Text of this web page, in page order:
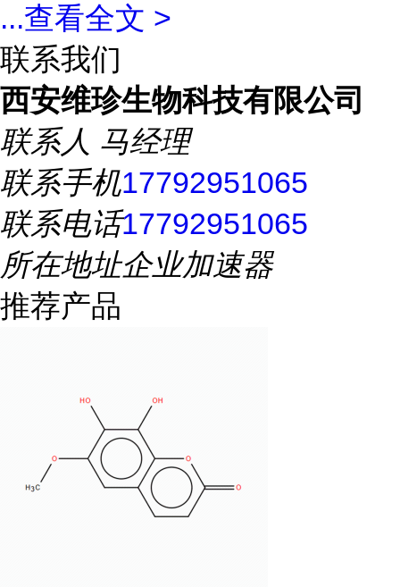
...查看全文 >
联系我们
西安维珍生物科技有限公司
联系人 马经理
联系手机17792951065
联系电话17792951065
所在地址企业加速器
推荐产品